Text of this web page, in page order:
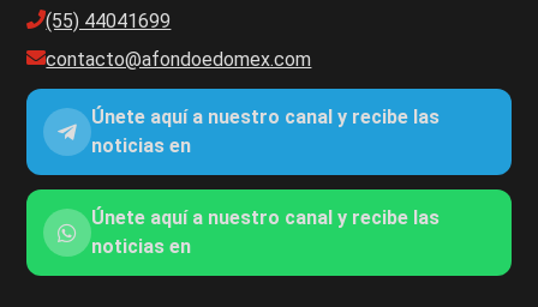
(55) 44041699
contacto@afondoedomex.com
Únete aquí a nuestro canal y recibe las
noticias en
Únete aquí a nuestro canal y recibe las
noticias en